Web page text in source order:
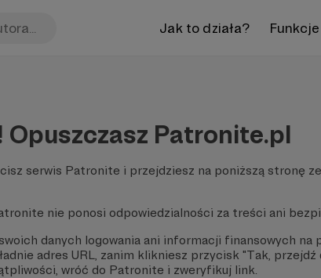
Jak to działa? Funkcje
Opuszczasz Patronite.pl
serwis Patronite i przejdziesz na poniższą stronę
nie ponosi odpowiedzialności za treści ani
danych logowania ani informacji finansowych na
adres URL, zanim klikniesz przycisk "Tak, przejdź
wróć do Patronite i zweryfikuj link.